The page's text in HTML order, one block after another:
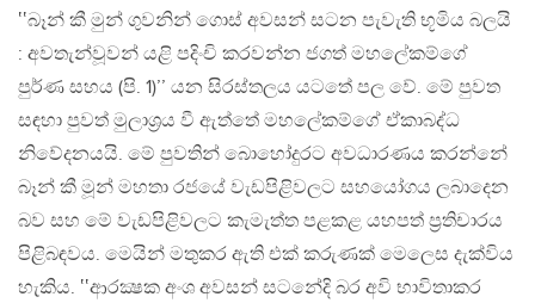
‛‛බෑන් කී මුන් ගුවනින් ගොස් අවසන් සටන පැවැති භූමිය බලයි
: අවතැන්වූවන් යළි පදිංචි කරවන්න ජගත් මහලේකම්ගේ
පුර්ණ සහය (පි. 1)’’ යන සිරස්තලය යටතේ පල වේ. මේ පුවත
සඳහා පුවත් මුලාශ්‍රය වී ඇත්තේ මහලේකම්ගේ ඒකාබද්ධ
නිවේදනයයි. මේ පුවතින් බොහෝදුරට අවධාරණය කරන්නේ
බෑන් කී මූන් මහතා රජයේ වැඩපිළිවලට සහයෝගය ලබාදෙන
බව සහ මේ වැඩපිළිවලට කැමැත්ත පළකළ යහපත් ප්‍රතිචාරය
පිළිබඳවය. මෙයින් මතුකර ඇති එක් කරුණක් මෙලෙස දැක්විය
හැකිය. ‛‛ආරක්‍ෂක අංශ අවසන් සටනේදි බර අවි භාවිතාකර